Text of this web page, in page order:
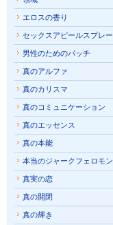
エロスの香り
セックスアピールスプレー
男性のためのパッチ
真のアルファ
真のカリスマ
真のコミュニケーション
真のエッセンス
真の本能
本当のジャークフェロモン
真実の恋
真の開閉
真の輝き